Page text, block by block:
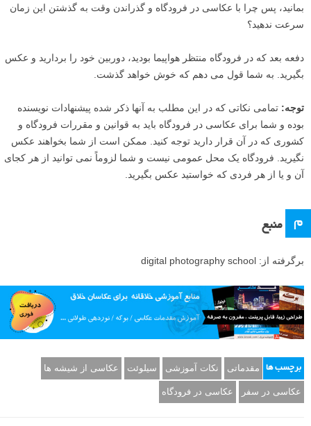
بمانید، پس چرا با عکاسی در فرودگاه و گذراندن وقت به گذشتن این زمان
سرعت ندهید؟
دفعه بعد که در فرودگاه منتظر هواپیما بودید، دوربین خود را بردارید و عکس
بگیرید. به شما قول می دهم که خوش خواهد گذشت.
توجه: تمامی نکاتی که در این مطلب به آنها ذکر شده پیشنهادات نویسنده
بوده و شما برای عکاسی در فرودگاه باید به قوانین و مقررات فرودگاه و
کشوری که در آن قرار دارید توجه کنید. ممکن است از شما بخواهند عکس
نگیرید. فرودگاه یک محل عمومی نیست و شما لزوماً نمی توانید از هر کجای
آن و یا از هر فردی که خواستید عکس بگیرید.
م منبع
برگرفته از: digital photography school
برچسب ها مقدماتی نکات آموزشی سیلوئت عکاسی از شیشه ها
عکاسی در سفر عکاسی در فرودگاه